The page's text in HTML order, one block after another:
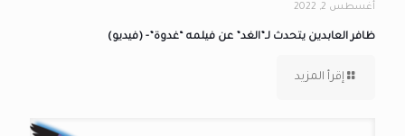
أغسطس 2, 2022
ظافر العابدين يتحدث لـ”الغد” عن فيلمه “غدوة”- (فيديو)
إقرأ المزيد